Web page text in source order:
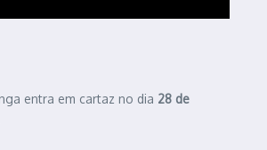
entra em cartaz no dia 28 de